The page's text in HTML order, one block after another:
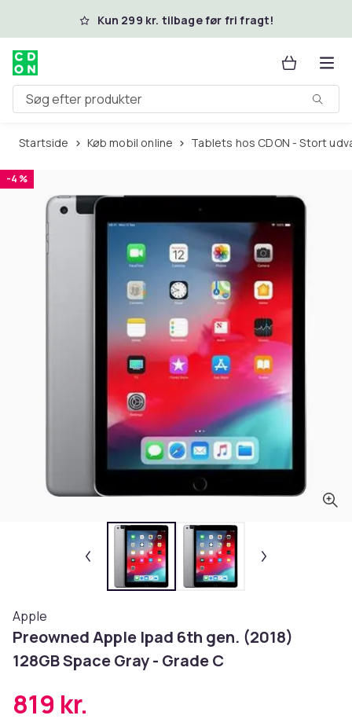
Spring til hovedindhold
Kun 299 kr. tilbage før fri fragt!
Søg efter produkter
Startside Køb mobil online Tablets hos CDON - Stort
-4 %
Apple
Preowned Apple Ipad 6th gen. (2018)
128GB Space Gray - Grade C
819 kr.